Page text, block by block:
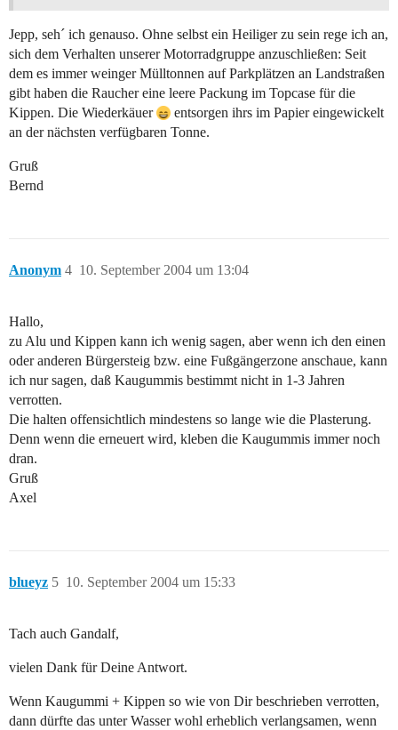
Jepp, seh´ ich genauso. Ohne selbst ein Heiliger zu sein rege ich an,
sich dem Verhalten unserer Motorradgruppe anzuschließen: Seit
dem es immer weinger Mülltonnen auf Parkplätzen an Landstraßen
gibt haben die Raucher eine leere Packung im Topcase für die
Kippen. Die Wiederkäuer
entsorgen ihrs im Papier eingewickelt
an der nächsten verfügbaren Tonne.
Gruß
Bernd
Anonym 10. September 2004 um 13:04
4
Hallo,
zu Alu und Kippen kann ich wenig sagen, aber wenn ich den einen
oder anderen Bürgersteig bzw. eine Fußgängerzone anschaue, kann
ich nur sagen, daß Kaugummis bestimmt nicht in 1-3 Jahren
verrotten.
Die halten offensichtlich mindestens so lange wie die Plasterung.
Denn wenn die erneuert wird, kleben die Kaugummis immer noch
dran.
Gruß
Axel
blueyz 10. September 2004 um 15:33
5
Tach auch Gandalf,
vielen Dank für Deine Antwort.
Wenn Kaugummi + Kippen so wie von Dir beschrieben verrotten,
dann dürfte das unter Wasser wohl erheblich verlangsamen, wenn